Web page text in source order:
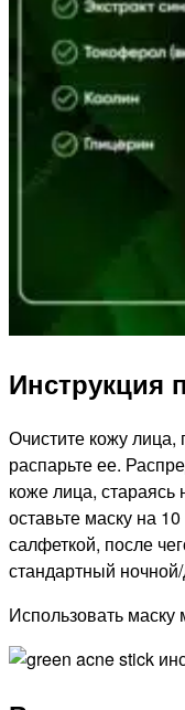
Инструкция
Очистите кожу
распарьте ее.
коже лица, стараясь
оставьте маску на
салфеткой, после
стандартный
Использовать